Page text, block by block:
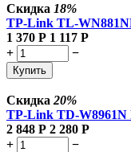
Скидка 18%
TP-Link TL-
1 370 Р 1 117 Р
+
−
Купить
Скидка 20%
TP-Link TD-W8961N
2 848 Р 2 280 Р
+
−